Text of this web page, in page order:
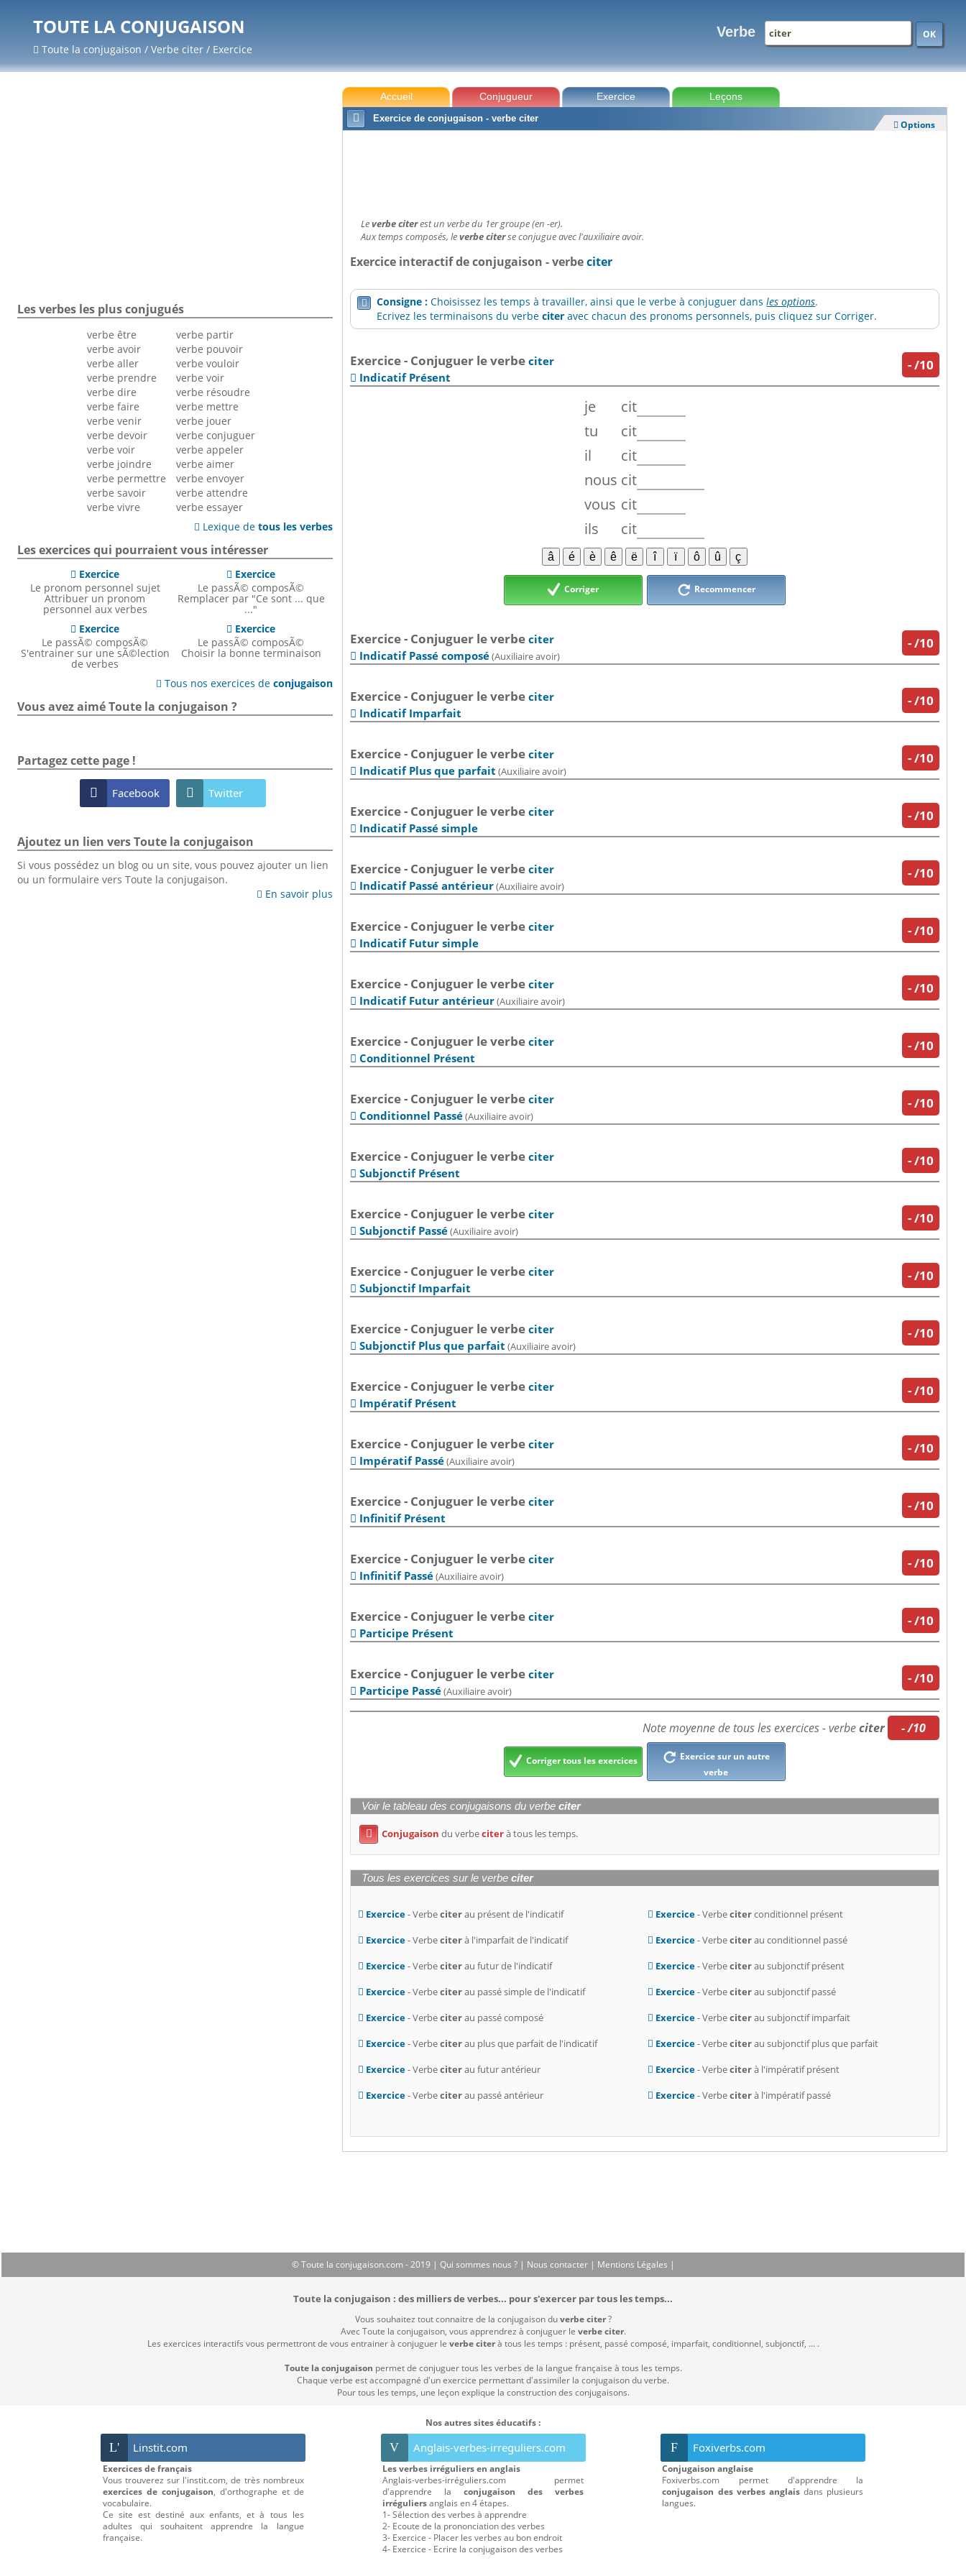
TOUTE LA CONJUGAISON
Toute la conjugaison / Verbe citer / Exercice
Verbe OK
Accueil Conjugueur Exercice
Leçons

Exercice de conjugaison - verbe citer
 Options
Leverbe citerest un verbe du 1er groupe (en -er).
Aux temps composés, leverbe citerse conjugue avec l'auxiliaire avoir.
Exercice interactif de conjugaison - verbeciter
 Consigne :Choisissez les temps à travailler, ainsi que le verbe à conjuguer dansles options.
Ecrivez les terminaisons du verbeciter avec chacun des pronoms personnels, puis cliquez sur Corriger.
-/10
Exercice - Conjuguer le verbeciter
 Indicatif Présent
je
cit
tu
cit
il
cit
nous cit
vous cit
ils
cit
Corriger Recommencer
-/10
Exercice - Conjuguer le verbeciter
 Indicatif Passé composé(Auxiliaire avoir)
-/10
Exercice - Conjuguer le verbeciter
 Indicatif Imparfait
-/10
Exercice - Conjuguer le verbeciter
 Indicatif Plus que parfait (Auxiliaire avoir)
-/10
Exercice - Conjuguer le verbeciter
 Indicatif Passé simple
-/10
Exercice - Conjuguer le verbeciter
 Indicatif Passé antérieur(Auxiliaire avoir)
-/10
Exercice - Conjuguer le verbeciter
 Indicatif Futur simple
-/10
Exercice - Conjuguer le verbeciter
 Indicatif Futur antérieur(Auxiliaire avoir)
-/10
Exercice - Conjuguer le verbeciter
Conditionnel Présent
-/10
Exercice - Conjuguer le verbeciter
Conditionnel Passé(Auxiliaire avoir)
-/10
Exercice - Conjuguer le verbeciter
Subjonctif Présent
-/10
Exercice - Conjuguer le verbeciter
Subjonctif Passé(Auxiliaire avoir)
-/10
Exercice - Conjuguer le verbeciter
Subjonctif Imparfait
-/10
Exercice - Conjuguer le verbeciter
Subjonctif Plus que parfait (Auxiliaire avoir)
-/10
Exercice - Conjuguer le verbeciter
 Impératif Présent
-/10
Exercice - Conjuguer le verbeciter
 Impératif Passé(Auxiliaire avoir)
-/10
Exercice - Conjuguer le verbeciter
 Infinitif Présent
-/10
Exercice - Conjuguer le verbeciter
 Infinitif Passé(Auxiliaire avoir)
-/10
Exercice - Conjuguer le verbeciter
 Participe Présent
-/10
Exercice - Conjuguer le verbeciter
 Participe Passé(Auxiliaire avoir)
Note moyenne de tous les exercices - verbeciter - /10
Corriger tous les exercices
Exercice sur un autre
verbe
Voir le tableau des conjugaisons du verbeciter
 Conjugaison du verbeciterà tous les temps.
Tous les exercices sur le verbeciter
Exercice- Verbeciterau présent de l'indicatif
Exercice- Verbeciterà l'imparfait de l'indicatif
Exercice- Verbeciterau futur de l'indicatif
Exercice- Verbeciterau passé simple de l'indicatif
Exercice- Verbeciterau passé composé
Exercice- Verbeciterau plus que parfait de l'indicatif
Exercice- Verbeciterau futur antérieur
Exercice- Verbeciterau passé antérieur
Exercice- Verbeciterconditionnel présent
Exercice- Verbeciterau conditionnel passé
Exercice- Verbeciterau subjonctif présent
Exercice- Verbeciterau subjonctif passé
Exercice- Verbeciterau subjonctif imparfait
Exercice- Verbeciterau subjonctif plus que parfait
Exercice- Verbeciterà l'impératif présent
Exercice- Verbeciterà l'impératif passé
Les verbes les plus conjugués
verbe être
verbe avoir
verbe aller
verbe prendre
verbe dire
verbe faire
verbe venir
verbe devoir
verbe voir
verbe joindre
verbe permettre
verbe savoir
verbe vivre
verbe partir
verbe pouvoir
verbe vouloir
verbe voir
verbe résoudre
verbe mettre
verbe jouer
verbe conjuguer
verbe appeler
verbe aimer
verbe envoyer
verbe attendre
verbe essayer
 Lexique detous les verbes
Les exercices qui pourraient vous intéresser
 Exercice
Le pronom personnel sujet
Attribuer un pronom
personnel aux verbes
 Exercice
Le passÃ© composÃ©
Remplacer par "Ce sont ... que
..."
 Exercice
Le passÃ© composÃ©
S'entrainer sur une sÃ©lection
de verbes
 Exercice
Le passÃ© composÃ©
Choisir la bonne terminaison
 Tous nos exercices deconjugaison
Vous avez aimé Toute la conjugaison ?
Partagez cette page !
 Facebook  Twitter
Ajoutez un lien vers Toute la conjugaison
Si vous possédez un blog ou un site, vous pouvez ajouter un lien
ou un formulaire vers Toute la conjugaison.
 En savoir plus
© Toute la conjugaison.com - 2019 | Qui sommes nous ? | Nous contacter | Mentions Légales |
Toute la conjugaison : des milliers de verbes... pour s'exercer par tous les temps...
Vous souhaitez tout connaitre de la conjugaison duverbe citer?
Avec Toute la conjugaison, vous apprendrez à conjuguer le verbe citer.
Les exercices interactifs vous permettront de vous entrainer à conjuguer le verbe citerà tous les temps : présent, passé composé, imparfait, conditionnel, subjonctif, ... .
Toute la conjugaison permet de conjuguer tous les verbes de la langue française à tous les temps.
Chaque verbe est accompagné d'un exercice permettant d'assimiler la conjugaison du verbe.
Pour tous les temps, une leçon explique la construction des conjugaisons.
Nos autres sites éducatifs :
L' Linstit.com
Exercices de français
Vous trouverez sur l'instit.com, de très nombreux
exercices de conjugaison, d'orthographe et de
vocabulaire.
Ce site est destiné aux enfants, et à tous les
adultes qui souhaitent apprendre la langue
française.
V Anglais-verbes-irreguliers.com
Les verbes irréguliers en anglais
Anglais-verbes-irréguliers.com permet
d'apprendre la conjugaison des verbes
irréguliersanglais en 4 étapes.
1- Sélection des verbes à apprendre
2- Ecoute de la prononciation des verbes
3- Exercice - Placer les verbes au bon endroit
4- Exercice - Ecrire la conjugaison des verbes
F Foxiverbs.com
Conjugaison anglaise
Foxiverbs.com permet d'apprendre la
conjugaison des verbes anglaisdans plusieurs
langues.